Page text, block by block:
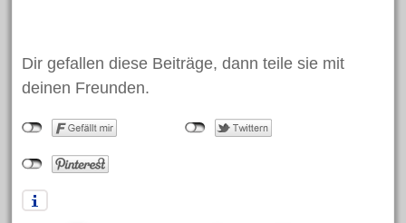
Dir gefallen diese Beiträge, dann teile sie mit
deinen Freunden.